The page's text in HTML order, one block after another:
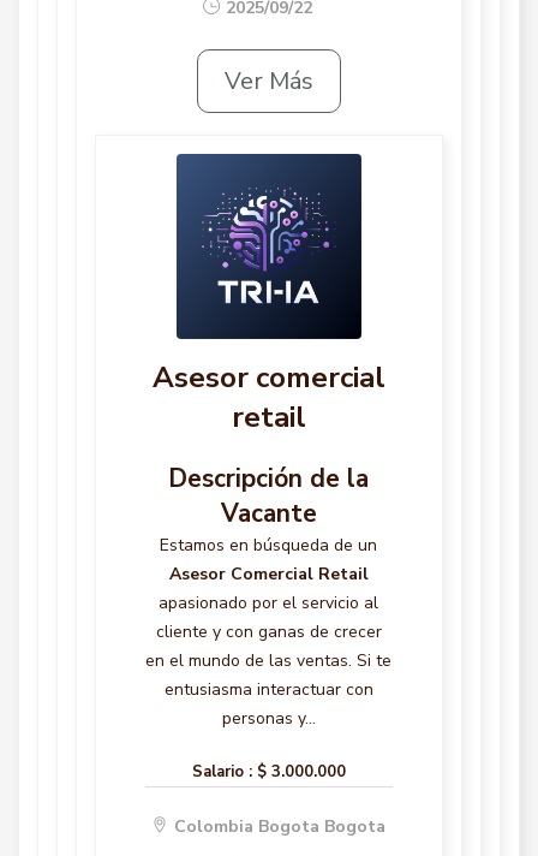
2025/09/22
Ver Más
Asesor comercial
retail
Descripción de la
Vacante
Estamos en búsqueda de un
Asesor Comercial Retail
apasionado por el servicio al
cliente y con ganas de crecer
en el mundo de las ventas. Si te
entusiasma interactuar con
personas y...
Salario : $ 3.000.000
Colombia Bogota Bogota